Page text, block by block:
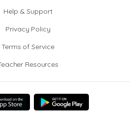
Help & Support
Privacy Policy
Terms of Service
Resources